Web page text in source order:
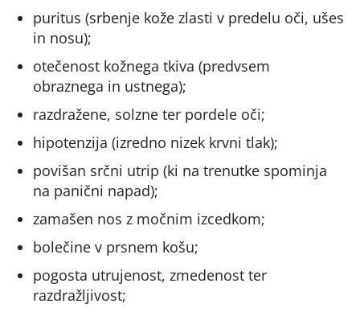
puritus (srbenje kože zlasti v predelu oči, ušes
in nosu);
otečenost kožnega tkiva (predvsem
obraznega in ustnega);
razdražene, solzne ter pordele oči;
hipotenzija (izredno nizek krvni tlak);
povišan srčni utrip (ki na trenutke spominja
na panični napad);
zamašen nos z močnim izcedkom;
bolečine v prsnem košu;
pogosta utrujenost, zmedenost ter
razdražljivost;